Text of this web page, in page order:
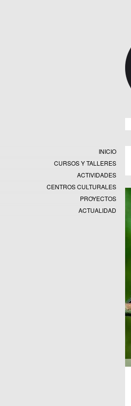
INICIO
CURSOS Y TALLERES
ACTIVIDADES
CENTROS CULTURALES
Equipamientos
PROYECTOS
Exposiciones
ACTUALIDAD